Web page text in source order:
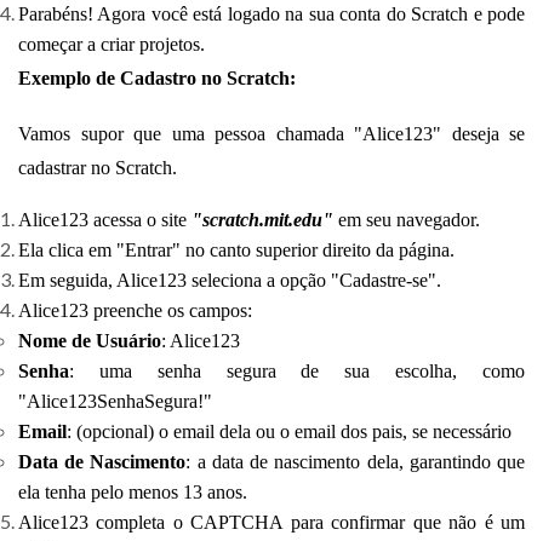
Parabéns! Agora você está logado na sua conta do Scratch e pode
começar a criar projetos.
Exemplo de Cadastro no Scratch:
Vamos supor que uma pessoa chamada "Alice123" deseja se
cadastrar no Scratch.
Alice123 acessa o site "scratch.mit.edu" em seu navegador.
Ela clica em "Entrar" no canto superior direito da página.
Em seguida, Alice123 seleciona a opção "Cadastre-se".
Alice123 preenche os campos:
Nome de Usuário: Alice123
Senha: uma senha segura de sua escolha, como
"Alice123SenhaSegura!"
Email: (opcional) o email dela ou o email dos pais, se necessário
Data de Nascimento: a data de nascimento dela, garantindo que
ela tenha pelo menos 13 anos.
Alice123 completa o CAPTCHA para confirmar que não é um